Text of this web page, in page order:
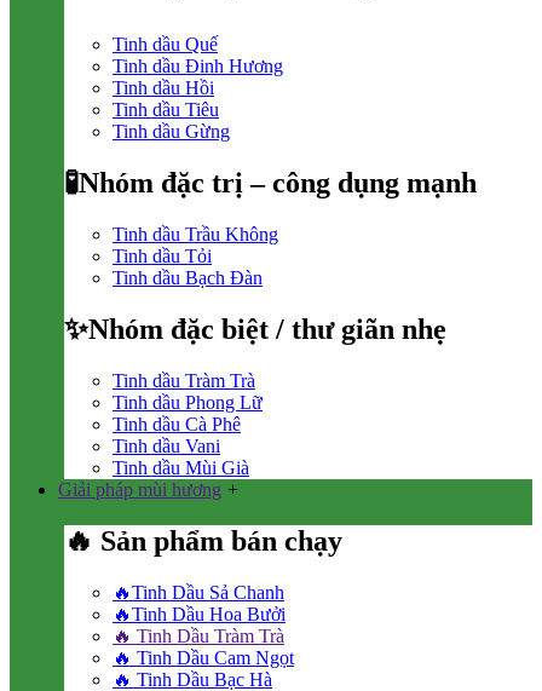
Tinh dầu Quế
Tinh dầu Đinh Hương
Tinh dầu Hồi
Tinh dầu Tiêu
Tinh dầu Gừng
🧪Nhóm đặc trị – công dụng mạnh
Tinh dầu Trầu Không
Tinh dầu Tỏi
Tinh dầu Bạch Đàn
✨Nhóm đặc biệt / thư giãn nhẹ
Tinh dầu Tràm Trà
Tinh dầu Phong Lữ
Tinh dầu Cà Phê
Tinh dầu Vani
Tinh dầu Mùi Già
Giải pháp mùi hương +
🔥 Sản phẩm bán chạy
🔥Tinh Dầu Sả Chanh
🔥Tinh Dầu Hoa Bưởi
🔥 Tinh Dầu Tràm Trà
🔥 Tinh Dầu Cam Ngọt
🔥 Tinh Dầu Bạc Hà